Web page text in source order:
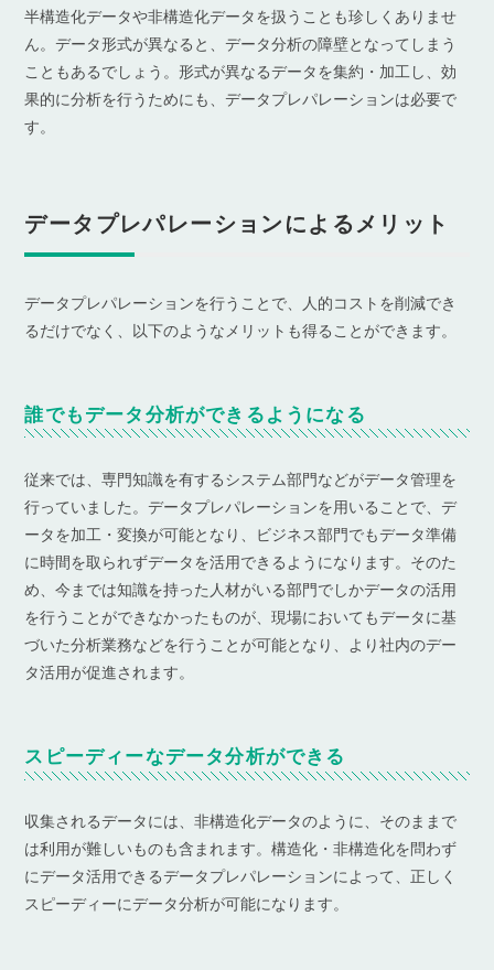
半構造化データや非構造化データを扱うことも珍しくありませ
ん。データ形式が異なると、データ分析の障壁となってしまう
こともあるでしょう。形式が異なるデータを集約・加工し、効
果的に分析を行うためにも、データプレパレーションは必要で
す。
データプレパレーションによるメリット
データプレパレーションを行うことで、人的コストを削減でき
るだけでなく、以下のようなメリットも得ることができます。
誰でもデータ分析ができるようになる
従来では、専門知識を有するシステム部門などがデータ管理を
行っていました。データプレパレーションを用いることで、デ
ータを加工・変換が可能となり、ビジネス部門でもデータ準備
に時間を取られずデータを活用できるようになります。そのた
め、今までは知識を持った人材がいる部門でしかデータの活用
を行うことができなかったものが、現場においてもデータに基
づいた分析業務などを行うことが可能となり、より社内のデー
タ活用が促進されます。
スピーディーなデータ分析ができる
収集されるデータには、非構造化データのように、そのままで
は利用が難しいものも含まれます。構造化・非構造化を問わず
にデータ活用できるデータプレパレーションによって、正しく
スピーディーにデータ分析が可能になります。